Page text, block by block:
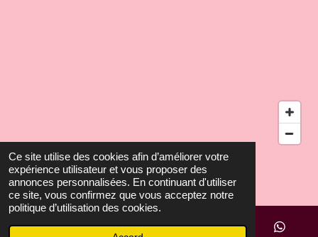
Ce site utilise des cookies afin d’améliorer votre
expérience utilisateur et vous proposer des
annonces personnalisées. En continuant d'utiliser
ce site, vous confirmez que vous acceptez notre
politique d’utilisation des cookies.
©2026 AmEZing Beauté
Propulsé parWebador